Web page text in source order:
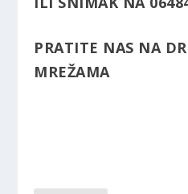
PRATITE NAS NA
MREŽAMA